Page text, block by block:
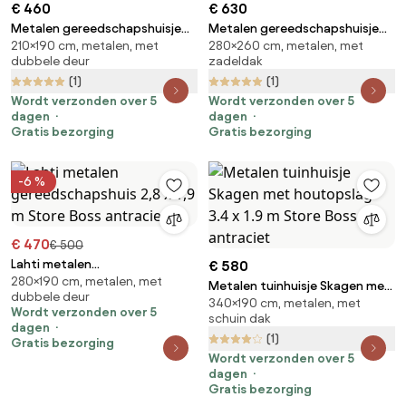
€ 460
Metalen gereedschapshuisje
Malmo 2,1 x 1,9 m Store Boss
antraciet
210×190 cm, metalen, met
dubbele deur
(1)
Wordt verzonden over 5
dagen
Gratis bezorging
€ 630
Metalen gereedschapshuisje
Malmo 2,8 x 2,6 m Store Boss
antraciet
280×260 cm, metalen, met
zadeldak
(1)
Wordt verzonden over 5
dagen
Gratis bezorging
-6 %
€ 470€ 500
Lahti metalen
gereedschapshuis 2,8 x 1,9 m
Store Boss antraciet
280×190 cm, metalen, met
dubbele deur
Wordt verzonden over 5
dagen
Gratis bezorging
€ 580
Metalen tuinhuisje Skagen met
houtopslag 3.4 x 1.9 m Store
Boss antraciet
340×190 cm, metalen, met
schuin dak
(1)
Wordt verzonden over 5
dagen
Gratis bezorging